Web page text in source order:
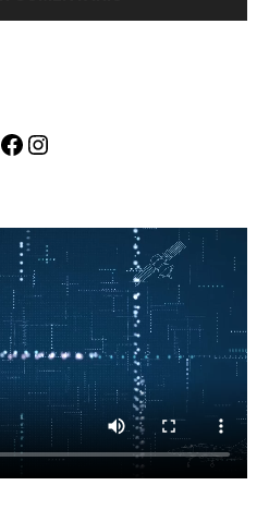
Facebook
Instagram